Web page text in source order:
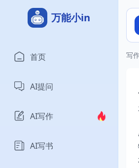
万能小in
首页
AI提问
AI写作
AI写书
写